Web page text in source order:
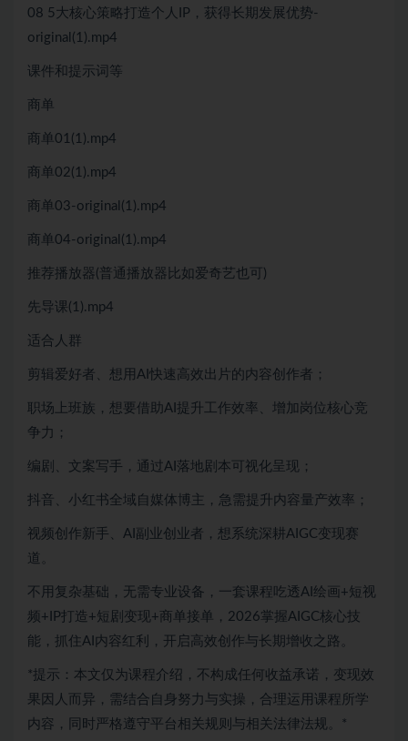
08 5大核心策略打造个人IP，获得长期发展优势-
original(1).mp4
课件和提示词等
商单
商单01(1).mp4
商单02(1).mp4
商单03-original(1).mp4
商单04-original(1).mp4
推荐播放器(普通播放器比如爱奇艺也可)
先导课(1).mp4
适合人群
剪辑爱好者、想用AI快速高效出片的内容创作者；
职场上班族，想要借助AI提升工作效率、增加岗位核心竞
争力；
编剧、文案写手，通过AI落地剧本可视化呈现；
抖音、小红书全域自媒体博主，急需提升内容量产效率；
视频创作新手、AI副业创业者，想系统深耕AIGC变现赛
道。
不用复杂基础，无需专业设备，一套课程吃透AI绘画+短视
频+IP打造+短剧变现+商单接单，2026掌握AIGC核心技
能，抓住AI内容红利，开启高效创作与长期增收之路。
*提示：本文仅为课程介绍，不构成任何收益承诺，变现效
果因人而异，需结合自身努力与实操，合理运用课程所学
内容，同时严格遵守平台相关规则与相关法律法规。*